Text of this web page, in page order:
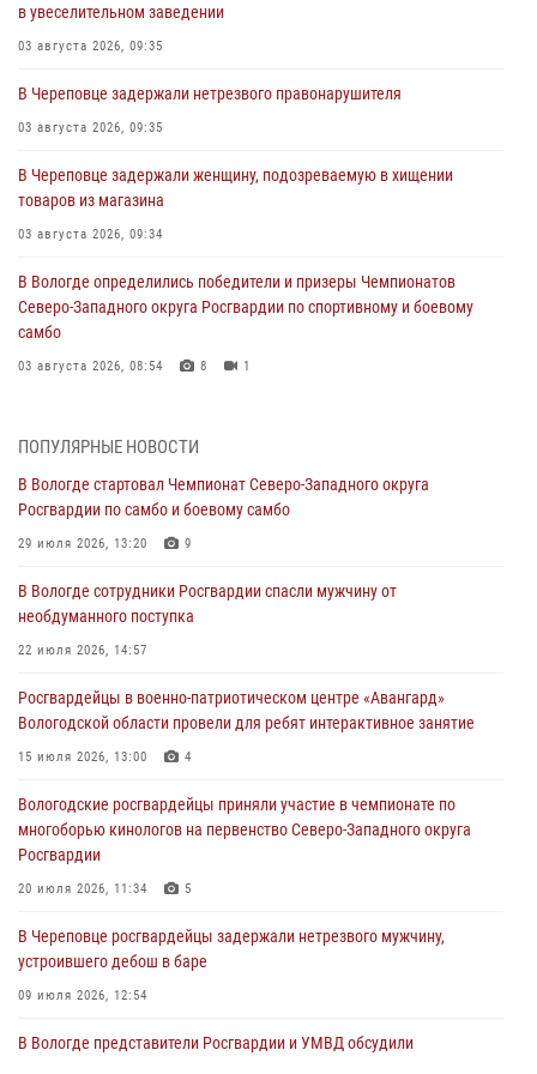
в увеселительном заведении
03 августа 2026, 09:35
В Череповце задержали нетрезвого правонарушителя
03 августа 2026, 09:35
В Череповце задержали женщину, подозреваемую в хищении
товаров из магазина
03 августа 2026, 09:34
В Вологде определились победители и призеры Чемпионатов
Северо-Западного округа Росгвардии по спортивному и боевому
самбо
03 августа 2026, 08:54 8 1
ОХРАНЫ РОСГВАРДИИ В ВОЛОГОДСКОЙ ОБЛАСТИ ЗАДЕРЖАНО 23
02 августа 2026, 10:37
Росгвардейцы в г. Соколе задержали несовершеннолетнего
31 июля 2026, 06:43
В Вологде стартовал Чемпионат Северо-Западного округа
29 июля 2026, 13:20
В Вологде росгвардейцы задержали мужчину, подозреваемого в
29 июля 2026, 09:08
ПОПУЛЯРНЫЕ НОВОСТИ
В Вологде стартовал Чемпионат Северо-Западного округа
Росгвардии по самбо и боевому самбо
29 июля 2026, 13:20 9
В Вологде сотрудники Росгвардии спасли мужчину от
необдуманного поступка
22 июля 2026, 14:57
Росгвардейцы в военно-патриотическом центре «Авангард»
Вологодской области провели для ребят интерактивное занятие
15 июля 2026, 13:00 4
Вологодские росгвардейцы приняли участие в чемпионате по
многоборью кинологов на первенство Северо-Западного округа
Росгвардии
20 июля 2026, 11:34 5
В Череповце росгвардейцы задержали нетрезвого мужчину,
устроившего дебош в баре
09 июля 2026, 12:54
В Вологде представители Росгвардии и УМВД обсудили